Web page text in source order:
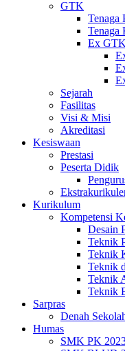
GTK
Tenaga
Tenaga
Ex GTK
Sejarah
Fasilitas
Visi & Misi
Akreditasi
Kesiswaan
Prestasi
Peserta Didik
Kurikulum
Kompetensi
Desain
Teknik
Teknik
Teknik
Teknik
Teknik
Sarpras
Denah
Humas
SMK PK